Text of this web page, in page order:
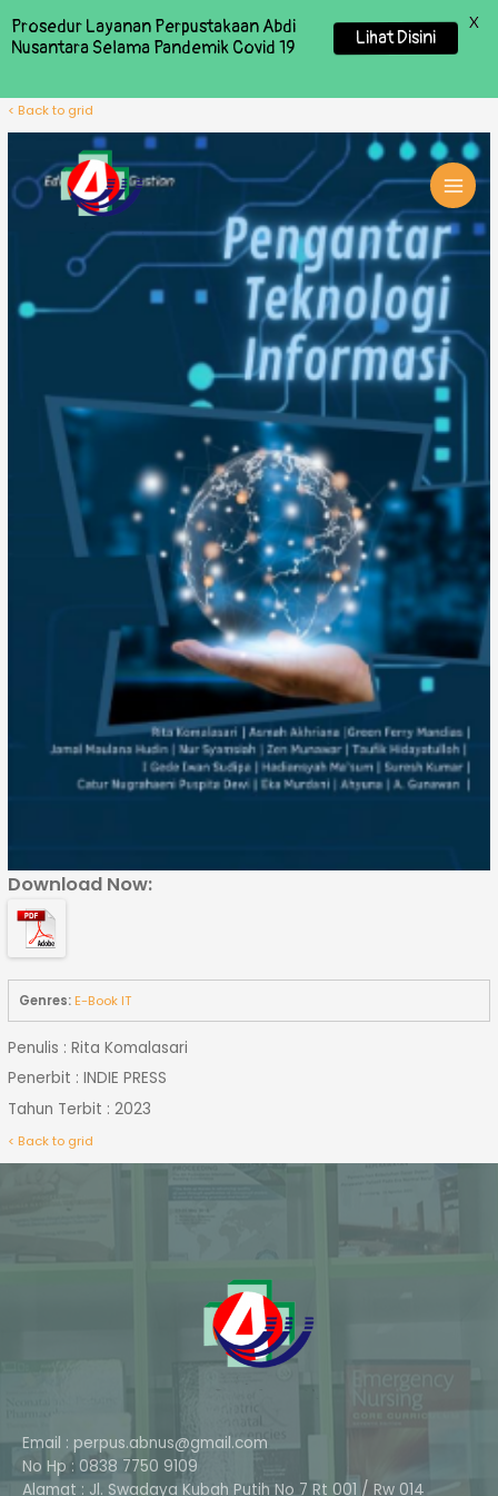
< Back to grid
Download Now:
Genres:E-Book IT
Penulis : Rita Komalasari
Penerbit : INDIE PRESS
Tahun Terbit : 2023
< Back to grid
Email : perpus.abnus@gmail.com
No Hp : 0838 7750 9109
Alamat : Jl. Swadaya Kubah Putih No 7 Rt 001 / Rw 014
Prosedur Layanan Perpustakaan Abdi
Nusantara Selama Pandemik Covid 19
Lihat Disini
X